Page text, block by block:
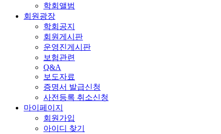
학회앨범
회원광장
학회공지
회원게시판
운영진게시판
보험관련
Q&A
보도자료
증명서 발급신청
사전등록 취소신청
마이페이지
회원가입
아이디 찾기